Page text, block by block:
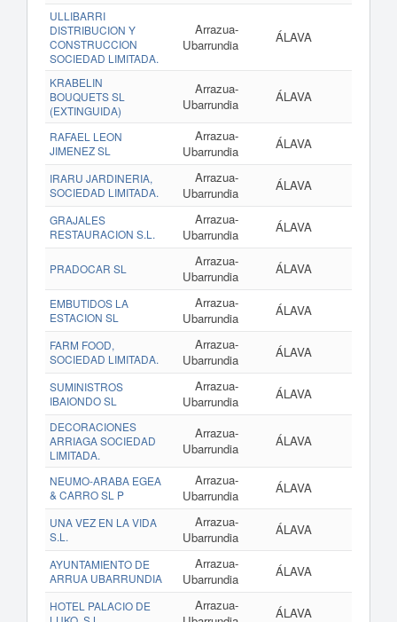
ULLIBARRI
DISTRIBUCION Y
CONSTRUCCION
SOCIEDAD LIMITADA.
Arrazua-
Ubarrundia
ÁLAVA
KRABELIN
BOUQUETS SL
(EXTINGUIDA)
Arrazua-
Ubarrundia
ÁLAVA
RAFAEL LEON
JIMENEZ SL
Arrazua-
Ubarrundia
ÁLAVA
IRARU JARDINERIA,
SOCIEDAD LIMITADA.
Arrazua-
Ubarrundia
ÁLAVA
GRAJALES
RESTAURACION S.L.
Arrazua-
Ubarrundia
ÁLAVA
PRADOCAR SL
Arrazua-
Ubarrundia
ÁLAVA
EMBUTIDOS LA
ESTACION SL
Arrazua-
Ubarrundia
ÁLAVA
FARM FOOD,
SOCIEDAD LIMITADA.
Arrazua-
Ubarrundia
ÁLAVA
SUMINISTROS
IBAIONDO SL
Arrazua-
Ubarrundia
ÁLAVA
DECORACIONES
ARRIAGA SOCIEDAD
LIMITADA.
Arrazua-
Ubarrundia
ÁLAVA
NEUMO-ARABA EGEA
& CARRO SL P
Arrazua-
Ubarrundia
ÁLAVA
UNA VEZ EN LA VIDA
S.L.
Arrazua-
Ubarrundia
ÁLAVA
AYUNTAMIENTO DE
ARRUA UBARRUNDIA
Arrazua-
Ubarrundia
ÁLAVA
HOTEL PALACIO DE
Arrazua-
ÁLAVA